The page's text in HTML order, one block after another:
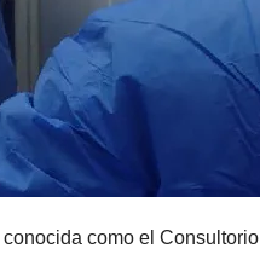
como el Consultorio